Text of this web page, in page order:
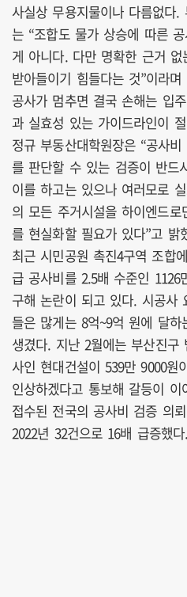
사실상 무용지물이나 다름없다
는 “조합도 물가 상승에 따른
게 아니다. 다만 명확한 근거
받아들이기 힘들다는 것”이라
공사가 멈추면 결국 손해는 입
과 실효성 있는 가이드라인이
정규 부동산대학원장은 “공사
를 판단할 수 있는 검증이 반드
이를 하고는 있으나 여러모로
의 모든 주거시설을 하이엔드
를 현실화할 필요가 있다”고 밝
최근 시민공원 촉진4구역 조합
급 공사비를 2.5배 수준인
구해 논란이 되고 있다. 시공사
들은 많게는 8억~9억 원에 달
생겼다. 지난 2월에는 부산진구
사인 현대건설이 539만 9000원
인상하겠다고 통보해 갈등이
접수된 전국의 공사비 검증 의
2022년 32건으로 16배 급증했다.